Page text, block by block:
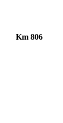
Km 806